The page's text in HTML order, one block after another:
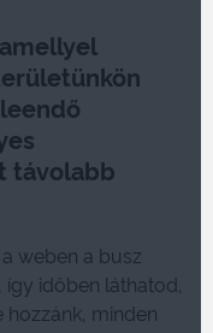
távolabb
weben a busz
időben láthatod,
minden